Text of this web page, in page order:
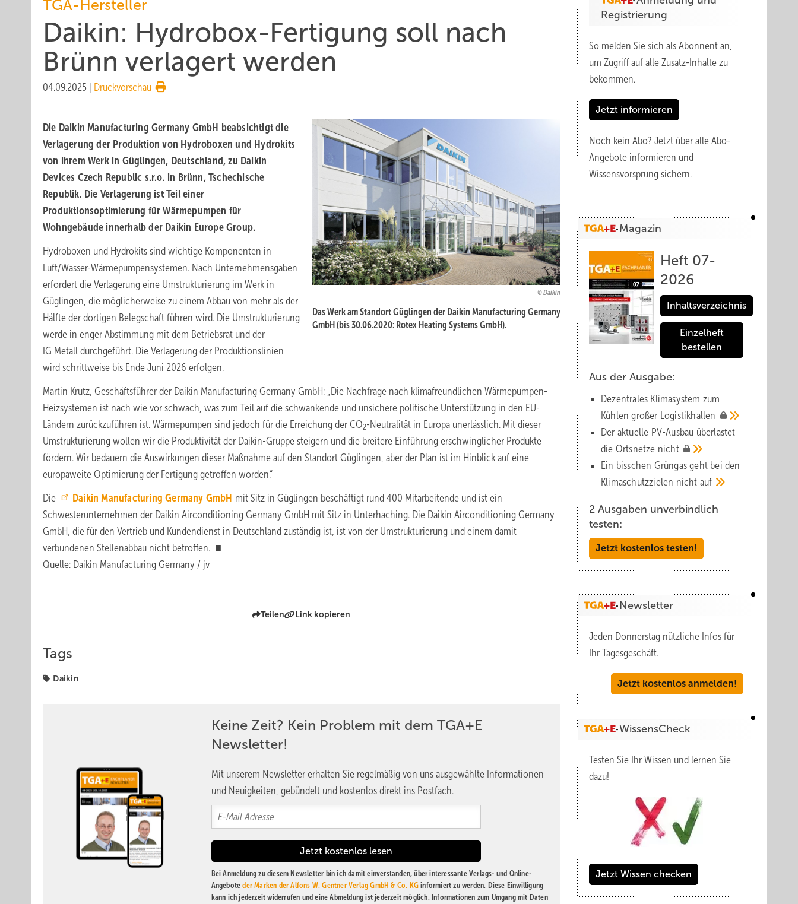
TGA-Hersteller
Daikin: Hydrobox-Fertigung soll nach
Brünn verlagert werden
04.09.2025 Druckvorschau
Daikin
Das Werk am Standort Güglingen der Daikin Manufacturing Germany
GmbH (bis 30.06.2020: Rotex Heating Systems GmbH).
Die Daikin Manufacturing Germany GmbH beabsichtigt die
Verlagerung der Produktion von Hydroboxen und Hydrokits
von ihrem Werk in Güglingen, Deutschland, zu Daikin
Devices Czech Republic s.r.o. in Brünn, Tschechische
Republik. Die Verlagerung ist Teil einer
Produktionsoptimierung für Wärmepumpen für
Wohngebäude innerhalb der Daikin Europe Group.
Hydroboxen und Hydrokits sind wichtige Komponenten in
Luft/Wasser-Wärmepumpensystemen. Nach Unternehmensgaben
erfordert die Verlagerung eine Umstrukturierung im Werk in
Güglingen, die möglicherweise zu einem Abbau von mehr als der
Hälfte der dortigen Belegschaft führen wird. Die Umstrukturierung
werde in enger Abstimmung mit dem Betriebsrat und der
IG Metall durchgeführt. Die Verlagerung der Produktionslinien
wird schrittweise bis Ende Juni 2026 erfolgen.
Martin Krutz, Geschäftsführer der Daikin Manufacturing Germany GmbH: „Die Nachfrage nach klimafreundlichen Wärmepumpen-
Heizsystemen ist nach wie vor schwach, was zum Teil auf die schwankende und unsichere politische Unterstützung in den EU-
Ländern zurückzuführen ist. Wärmepumpen sind jedoch für die Erreichung der CO2-Neutralität in Europa unerlässlich. Mit dieser
Umstrukturierung wollen wir die Produktivität der Daikin-Gruppe steigern und die breitere Einführung erschwinglicher Produkte
fördern. Wir bedauern die Auswirkungen dieser Maßnahme auf den Standort Güglingen, aber der Plan ist im Hinblick auf eine
europaweite Optimierung der Fertigung getroffen worden.“
Die
Daikin Manufacturing Germany GmbH mit Sitz in Güglingen beschäftigt rund 400 Mitarbeitende und ist ein
Schwesterunternehmen der Daikin Airconditioning Germany GmbH mit Sitz in Unterhaching. Die Daikin Airconditioning Germany
GmbH, die für den Vertrieb und Kundendienst in Deutschland zuständig ist, ist von der Umstrukturierung und einem damit
verbundenen Stellenabbau nicht betroffen. ■
Quelle: Daikin Manufacturing Germany / jv
Teilen Link kopieren
Tags
Daikin
Keine Zeit? Kein Problem mit dem TGA+E
Newsletter!
Mit unserem Newsletter erhalten Sie regelmäßig von uns ausgewählte Informationen
und Neuigkeiten, gebündelt und kostenlos direkt ins Postfach.
Bei Anmeldung zu diesem Newsletter bin ich damit einverstanden, über interessante Verlags- und Online-
Angeboteder Marken der Alfons W. Gentner Verlag GmbH & Co. KG informiert zu werden. Diese Einwilligung
kann ich jederzeit widerrufen und eine Abmeldung ist jederzeit möglich. Informationen zum Umgang mit Daten
Registrierung
So melden Sie sich als Abonnent an,
um Zugriff auf alle Zusatz-Inhalte zu
bekommen.
Jetzt informieren
Noch kein Abo? Jetzt über alle Abo-
Angebote informieren und
Wissensvorsprung sichern.
Magazin
Heft 07-
2026
Inhaltsverzeichnis
Einzelheft
bestellen
Aus der Ausgabe:
Dezentrales Klimasystem zum
Kühlen großer Logistik­hallen
Der aktuelle PV-Ausbau über­lastet
die Orts­netze nicht
Ein bisschen Grüngas geht bei den
Klima­schutz­zielen nicht auf
2 Ausgaben unverbindlich
testen:
Jetzt kostenlos testen!
Newsletter
Jeden Donnerstag nützliche Infos für
Ihr Tagesgeschäft.
Jetzt kostenlos anmelden!
WissensCheck
Testen Sie Ihr Wissen und lernen Sie
dazu!
Jetzt Wissen checken